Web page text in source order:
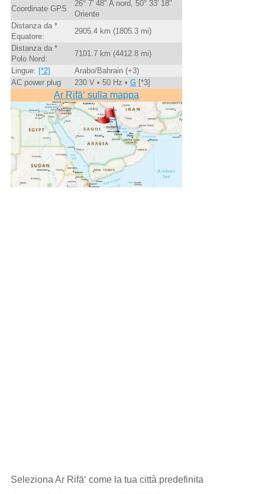
Coordinate GPS
26° 7' 48" A nord, 50° 33' 18"
Oriente
Distanza da *
Equatore:
2905.4 km (1805.3 mi)
Distanza da *
Polo Nord:
7101.7 km (4412.8 mi)
Lingue: [*2]
Arabo/Bahrain (+3)
AC power plug
230 V • 50 Hz • G[*3]
Ar Rifā‘ sulla mappa
Seleziona Ar Rifā‘ come la tua città predefinita